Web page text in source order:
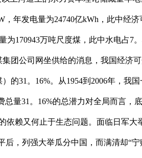
年发电量为24740亿kWh，此中经
170943万吨尺度煤，此中水电占7
团公司网坐供给的消息，我国经济
31。16%。从1954到2006年，我
量31。16%的总潜力对全局而言
赖又何止于生态问题。面临日军大
，列强大举瓜分中国，而满清却“